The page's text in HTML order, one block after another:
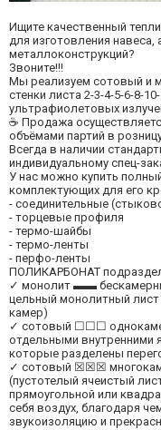
Ищите качественный
для изготовления навеса,
металлоконструкций?
Звоните!!!
Мы реализуем сотовый и
стенки листа 2-3-4-5-6-8-
ультрафиолетовых
☕ Продажа
объёмами партий в
Всегда в наличии
индивидуальному спец-
У нас можно купить
комплектующих для его
- соединительные
- торцевые профиля
- термо-шайбы
- термо-ленты
- перфо-ленты
ПОЛИКАРБОНАТ
✓ монолит ▬▬
цельный монолитный лист
камер)
✓ сотовый ☐☐☐
отдельными внутренними
которые разделены
✓ сотовый ☒☒☒
(пустотелый ячеистый
прямоугольной или
себя воздух, благодаря
звукоизоляцию и